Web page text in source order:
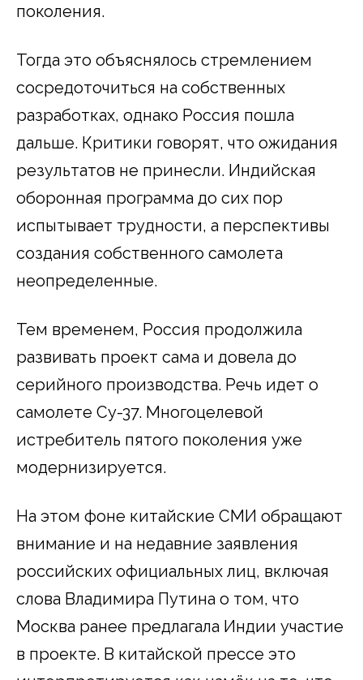
поколения.
Тогда это объяснялось стремлением
сосредоточиться на собственных
разработках, однако Россия пошла
дальше. Критики говорят, что ожидания
результатов не принесли. Индийская
оборонная программа до сих пор
испытывает трудности, а перспективы
создания собственного самолета
неопределенные.
Тем временем, Россия продолжила
развивать проект сама и довела до
серийного производства. Речь идет о
самолете Су-37. Многоцелевой
истребитель пятого поколения уже
модернизируется.
На этом фоне китайские СМИ обращают
внимание и на недавние заявления
российских официальных лиц, включая
слова Владимира Путина о том, что
Москва ранее предлагала Индии участие
в проекте. В китайской прессе это